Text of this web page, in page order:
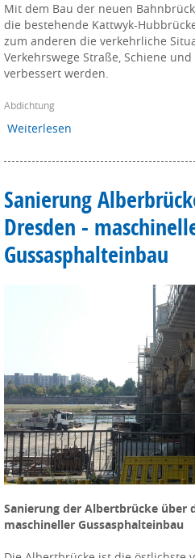
Mit dem Bau der neuen
die bestehende Kattwyk-
zum anderen die verkehrliche
Verkehrswege Straße, Schiene
verbessert werden.
Abdichtung
Weiterlesen
Sanierung
Dresden -
Gussasphalteinbau
Sanierung der Albertbrücke über
maschineller Gussasphalteinbau